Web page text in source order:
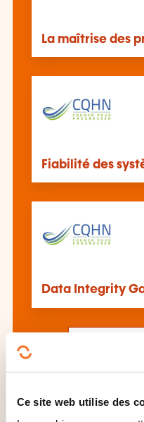
Ce site web utilise des
La maîtrise des
Fiabilité des
Data Integrity
Ces autres